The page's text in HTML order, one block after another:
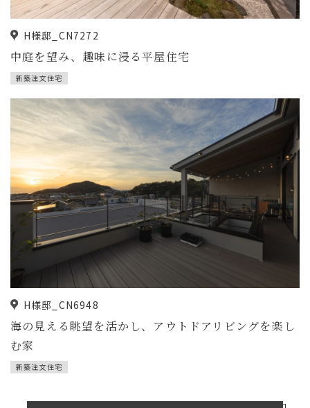
H様邸_CN7272
中庭を望み、趣味に浸る平屋住宅
新築注文住宅
H様邸_CN6948
海の見える眺望を活かし、アウトドアリビングを楽し
む家
新築注文住宅